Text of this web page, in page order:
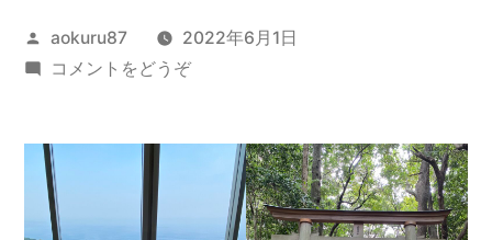
投
稿
aokuru87
2022年6月1日
コメントをどうぞ(四